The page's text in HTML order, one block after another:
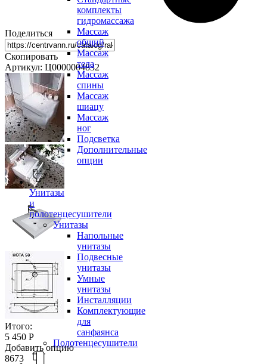
комплекты
гидромассажа
Массаж
общий
Массаж
тела
Массаж
спины
Массаж
шиацу
Массаж
ног
Подсветка
Дополнительные
опции
Унитазы
и
полотенцесушители
Унитазы
Напольные
унитазы
Подвесные
унитазы
Умные
унитазы
Инсталляции
Комплектующие
для
санфаянса
Полотенцесушители
Поделиться
Скопировать
Артикул: Ц0000004832
Итого:
5 450 Р
Добавить опцию
8673